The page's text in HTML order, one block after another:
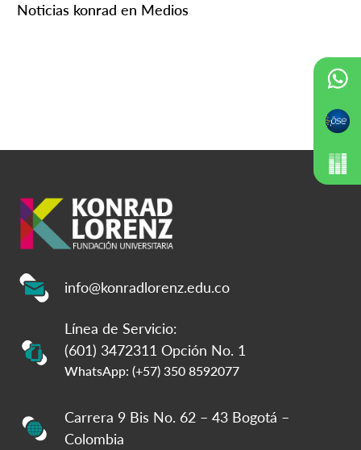
Noticias konrad en Medios
info@konradlorenz.edu.co
Línea de Servicio:
(601) 3472311 Opción No. 1
WhatsApp: (+57) 350 8592077
Carrera 9 Bis No. 62 – 43 Bogotá –
Colombia